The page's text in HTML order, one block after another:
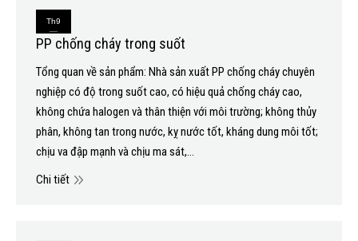
Th9
14
2020
PP chống cháy trong suốt
Tổng quan về sản phẩm: Nhà sản xuất PP chống cháy chuyên
nghiệp có độ trong suốt cao, có hiệu quả chống cháy cao,
không chứa halogen và thân thiện với môi trường; không thủy
phân, không tan trong nước, kỵ nước tốt, kháng dung môi tốt;
chịu va đập mạnh và chịu ma sát,…
Chi tiết